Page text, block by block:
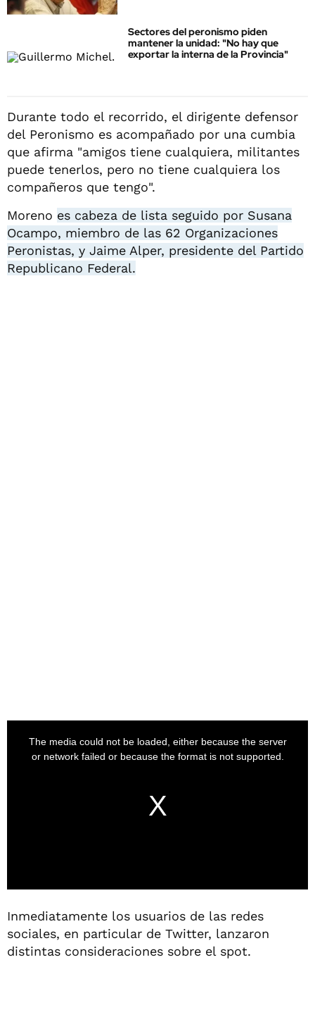
Sectores del peronismo piden
mantener la unidad: "No hay que
exportar la interna de la Provincia"
Durante todo el recorrido, el dirigente defensor
del Peronismo es acompañado por una cumbia
que afirma "amigos tiene cualquiera, militantes
puede tenerlos, pero no tiene cualquiera los
compañeros que tengo".
Moreno es cabeza de lista seguido por Susana
Ocampo, miembro de las 62 Organizaciones
Peronistas, y Jaime Alper, presidente del Partido
Republicano Federal.
Inmediatamente los usuarios de las redes
sociales, en particular de Twitter, lanzaron
distintas consideraciones sobre el spot.